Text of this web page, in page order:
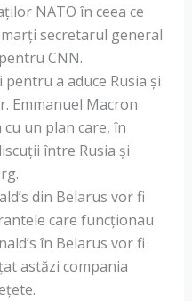
NATO în ceea ce
secretarul general
CNN.
a aduce Rusia și
Emmanuel Macron
un plan care, în
între Rusia și
din Belarus vor fi
care funcționau
în Belarus vor fi
astăzi compania